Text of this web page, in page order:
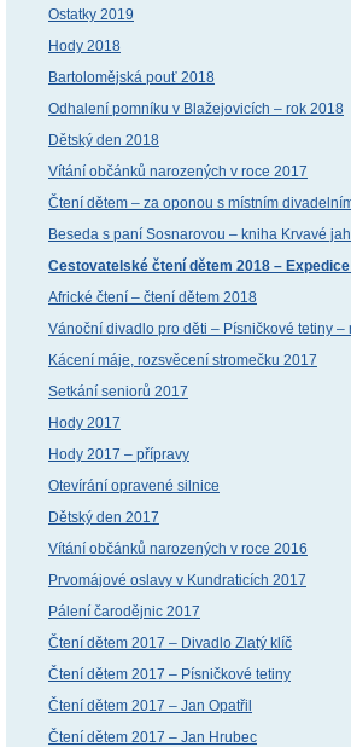
Ostatky 2019
Hody 2018
Bartolomějská pouť 2018
Odhalení pomníku v Blažejovicích – rok 2018
Dětský den 2018
Vítání občánků narozených v roce 2017
Čtení dětem – za oponou s místním
Beseda s paní Sosnarovou – kniha Krvavé
Cestovatelské čtení dětem 2018 –
Africké čtení – čtení dětem 2018
Vánoční divadlo pro děti – Písničkové tetiny –
Kácení máje, rozsvěcení stromečku 2017
Setkání seniorů 2017
Hody 2017
Hody 2017 – přípravy
Otevírání opravené silnice
Dětský den 2017
Vítání občánků narozených v roce 2016
Prvomájové oslavy v Kundraticích 2017
Pálení čarodějnic 2017
Čtení dětem 2017 – Divadlo Zlatý klíč
Čtení dětem 2017 – Písničkové tetiny
Čtení dětem 2017 – Jan Opatřil
Čtení dětem 2017 – Jan Hrubec